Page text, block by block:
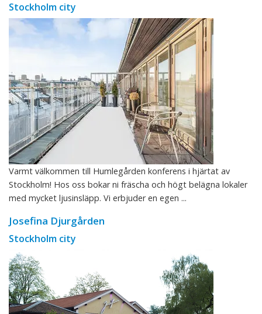
Stockholm city
Varmt välkommen till Humlegården konferens i hjärtat av
Stockholm! Hos oss bokar ni fräscha och högt belägna lokaler
med mycket ljusinsläpp. Vi erbjuder en egen ...
Josefina Djurgården
Stockholm city